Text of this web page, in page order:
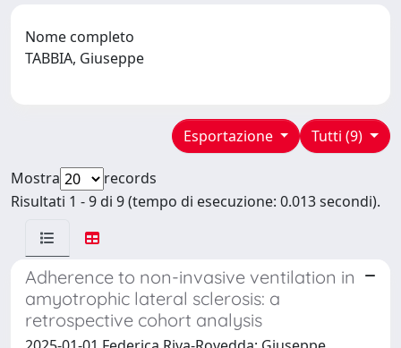
Nome completo
TABBIA, Giuseppe
Tutti (9)
Esportazione
Mostra
records
Risultati 1 - 9 di 9 (tempo di esecuzione: 0.013 secondi).
Adherence to non-invasive ventilation in
amyotrophic lateral sclerosis: a
retrospective cohort analysis